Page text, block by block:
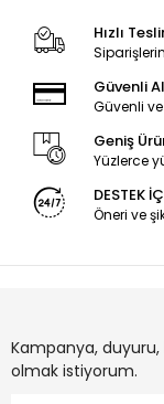
Hızlı
Güvenli
Güvenli
Geniş
Yüzlerce
DESTEK
Öneri ve
Kampanya,
olmak istiyorum.